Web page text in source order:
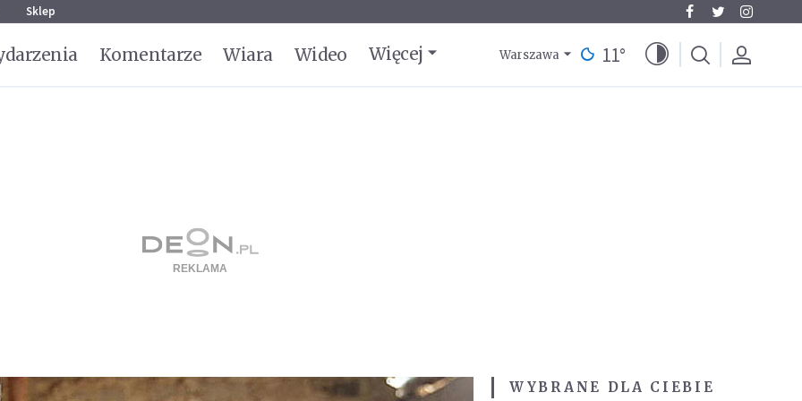
Sklep
Komentarze Wiara Wideo Więcej Warszawa 11°
WYBRANE DLA CIEBIE